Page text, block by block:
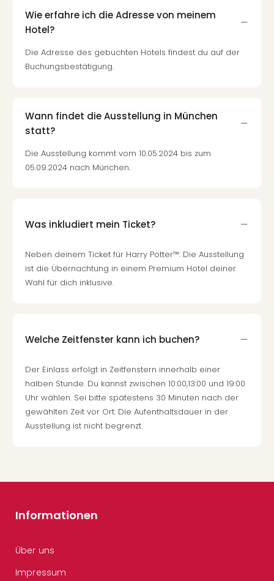
Wie erfahre ich die Adresse von meinem
Hotel?
Die Adresse des gebuchten Hotels findest du auf der
Buchungsbestätigung.
Wann findet die Ausstellung in München
statt?
Die Ausstellung kommt vom 10.05.2024 bis zum
05.09.2024 nach München.
Was inkludiert mein Ticket?
Neben deinem Ticket für Harry Potter™: Die Ausstellung
ist die Übernachtung in einem Premium Hotel deiner
Wahl für dich inklusive.
Welche Zeitfenster kann ich buchen?
Der Einlass erfolgt in Zeitfenstern innerhalb einer
halben Stunde. Du kannst zwischen 10:00,13:00 und 19:00
Uhr wählen. Sei bitte spätestens 30 Minuten nach der
gewählten Zeit vor Ort. Die Aufenthaltsdauer in der
Ausstellung ist nicht begrenzt.
Informationen
Über uns
Impressum